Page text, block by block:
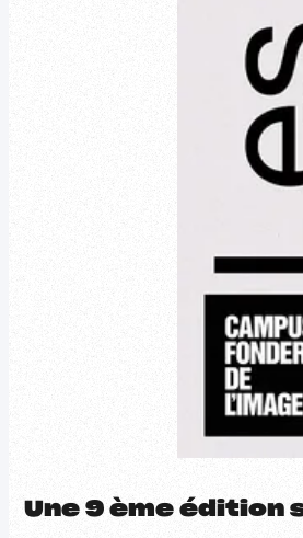
Une 9 ème édition